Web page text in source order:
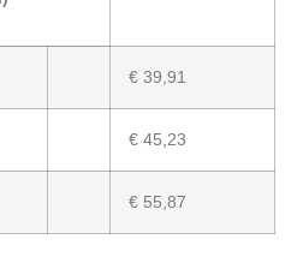
€ 39,91
€ 45,23
€ 55,87